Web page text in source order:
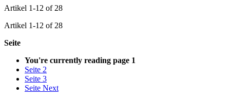
Artikel 1-12 of 28
Artikel 1-12 of 28
Seite
You're currently reading page 1
Seite 2
Seite 3
Seite Next